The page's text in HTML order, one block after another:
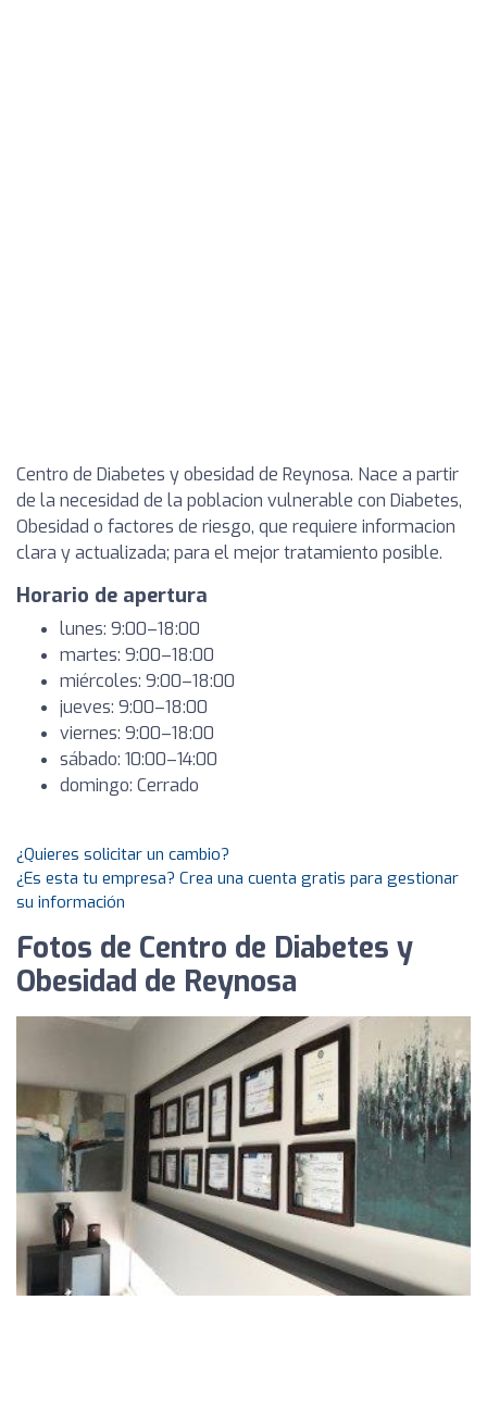
Centro de Diabetes y obesidad de Reynosa. Nace a partir
de la necesidad de la poblacion vulnerable con Diabetes,
Obesidad o factores de riesgo, que requiere informacion
clara y actualizada; para el mejor tratamiento posible.
Horario de apertura
lunes: 9:00–18:00
martes: 9:00–18:00
miércoles: 9:00–18:00
jueves: 9:00–18:00
viernes: 9:00–18:00
sábado: 10:00–14:00
domingo: Cerrado
¿Quieres solicitar un cambio?
¿Es esta tu empresa? Crea una cuenta gratis para gestionar
su información
Fotos de Centro de Diabetes y
Obesidad de Reynosa